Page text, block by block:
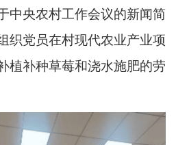
中央农村工作会议的新闻简
织党员在村现代农业产业项
植补种草莓和浇水施肥的劳